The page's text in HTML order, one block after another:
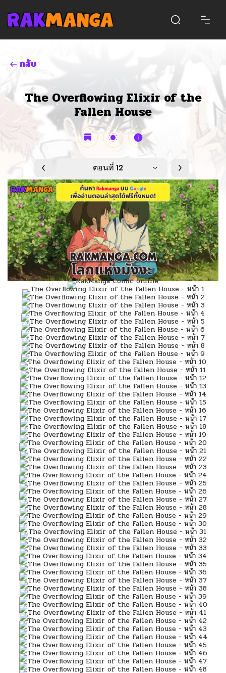
กลับ
The Overflowing Elixir of the
Fallen House
ตอนที่ 12